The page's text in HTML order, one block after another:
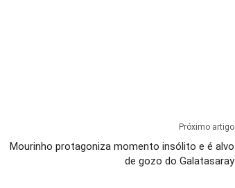
Próximo artigo
Mourinho protagoniza momento insólito e é alvo
de gozo do Galatasaray